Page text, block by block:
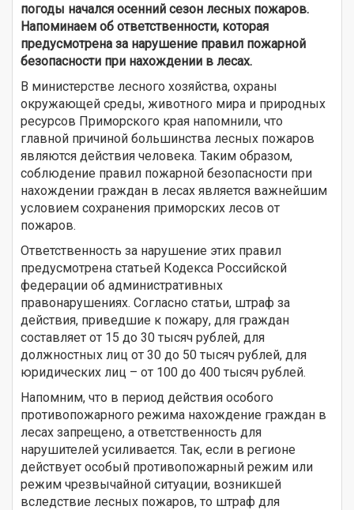
погоды начался осенний сезон лесных пожаров.
Напоминаем об ответственности, которая
предусмотрена за нарушение правил пожарной
безопасности при нахождении в лесах.
В министерстве лесного хозяйства, охраны
окружающей среды, животного мира и природных
ресурсов Приморского края напомнили, что
главной причиной большинства лесных пожаров
являются действия человека. Таким образом,
соблюдение правил пожарной безопасности при
нахождении граждан в лесах является важнейшим
условием сохранения приморских лесов от
пожаров.
Ответственность за нарушение этих правил
предусмотрена статьей Кодекса Российской
федерации об административных
правонарушениях. Согласно статьи, штраф за
действия, приведшие к пожару, для граждан
составляет от 15 до 30 тысяч рублей, для
должностных лиц от 30 до 50 тысяч рублей, для
юридических лиц – от 100 до 400 тысяч рублей.
Напомним, что в период действия особого
противопожарного режима нахождение граждан в
лесах запрещено, а ответственность для
нарушителей усиливается. Так, если в регионе
действует особый противопожарный режим или
режим чрезвычайной ситуации, возникшей
вследствие лесных пожаров, то штраф для